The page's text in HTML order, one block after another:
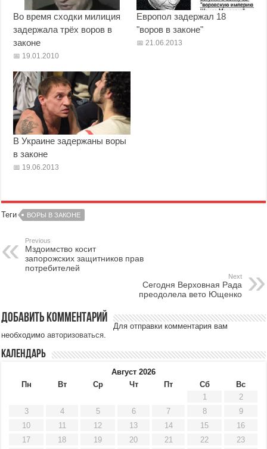
Во время сходки милиция
задержала трёх воров в
законе
19.01.2010
Европол задержал 18
"воров в законе"
21.06.2013
В Украине задержаны воры
в законе
19.06.2013
Теги ВОРЫ В ЗАКОНЕ
Previous
Мздоимство косит
запорожских защитников прав
потребителей
Next
Сегодня Верховная Рада
преодолела вето Ющенко
Добавить комментарий
Для отправки комментария вам
необходимоавторизоваться.
Календарь
Август 2026
Пн
Вт Ср Чт Пт Сб
Вс
1
2
3
4 5 6 7 8
9
10
11 12 13 14 15
16
17
18 19 20 21 22
23